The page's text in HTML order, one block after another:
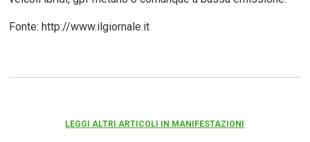
Fonte: http://www.ilgiornale.it
LEGGI ALTRI ARTICOLI IN MANIFESTAZIONI